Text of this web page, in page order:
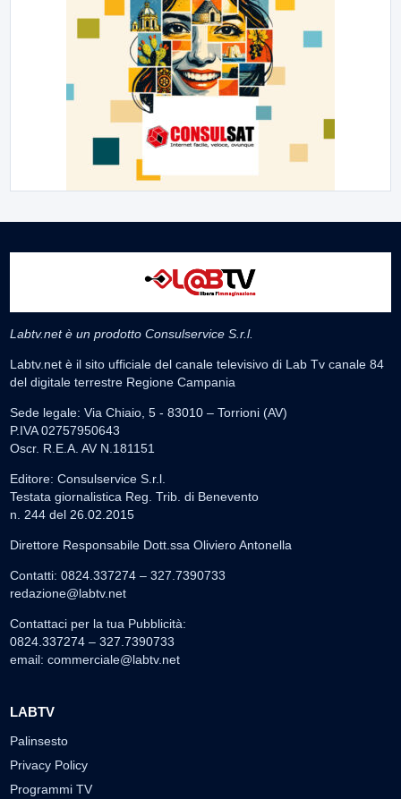
Labtv.net è un prodotto Consulservice S.r.l.
Labtv.net è il sito ufficiale del canale televisivo di Lab Tv canale 84
del digitale terrestre Regione Campania
Sede legale: Via Chiaio, 5 - 83010 – Torrioni (AV)
P.IVA 02757950643
Oscr. R.E.A. AV N.181151
Editore: Consulservice S.r.l.
Testata giornalistica Reg. Trib. di Benevento
n. 244 del 26.02.2015
Direttore Responsabile Dott.ssa Oliviero Antonella
Contatti: 0824.337274 – 327.7390733
redazione@labtv.net
Contattaci per la tua Pubblicità:
0824.337274 – 327.7390733
email: commerciale@labtv.net
LABTV
Palinsesto
Privacy Policy
Programmi TV